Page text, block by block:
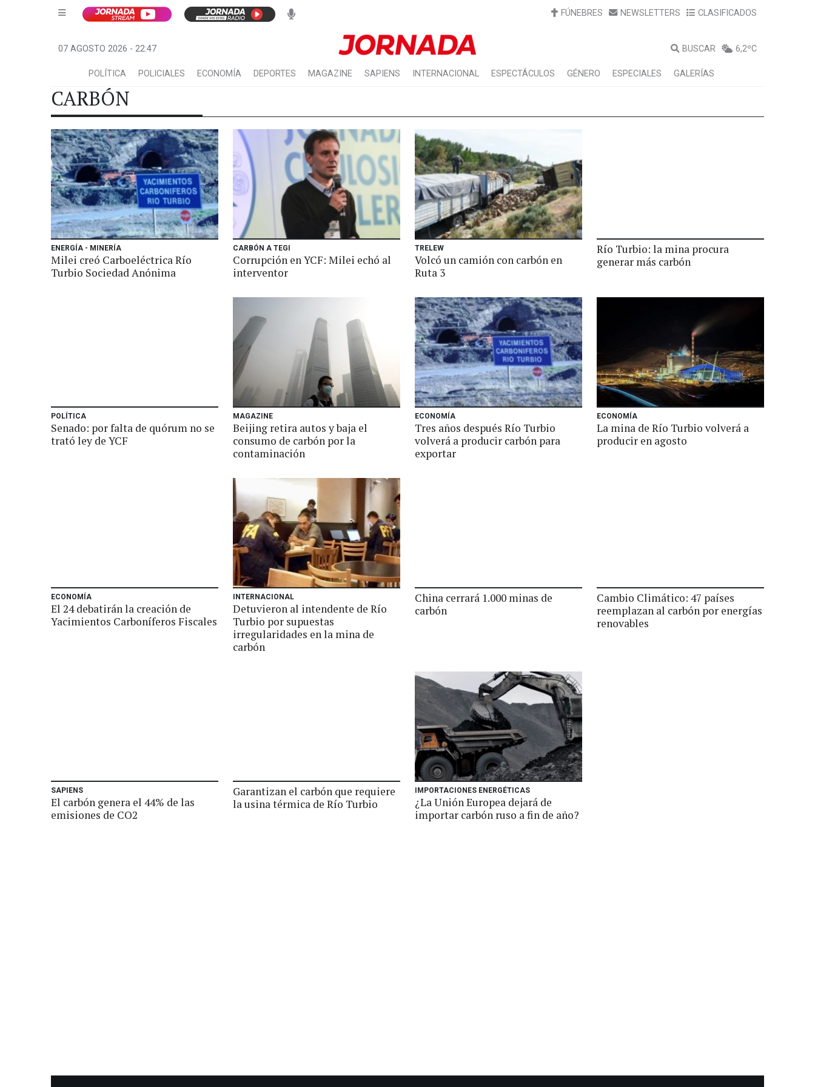
FÚNEBRES NEWSLETTERS CLASIFICADOS
07 AGOSTO 2026 - 22:47 BUSCAR 6,2ºC
POLÍTICA POLICIALES ECONOMÍA DEPORTES MAGAZINE SAPIENS INTERNACIONAL ESPECTÁCULOS GÉNERO ESPECIALES GALERÍAS
CARBÓN
ENERGÍA - MINERÍA
Milei creó Carboeléctrica Río
Turbio Sociedad Anónima
CARBÓN A TEGI
Corrupción en YCF: Milei echó al
interventor
TRELEW
Volcó un camión con carbón en
Ruta 3
Río Turbio: la mina procura
generar más carbón
POLÍTICA
Senado: por falta de quórum no se
trató ley de YCF
MAGAZINE
Beijing retira autos y baja el
consumo de carbón por la
contaminación
ECONOMÍA
Tres años después Río Turbio
volverá a producir carbón para
exportar
ECONOMÍA
La mina de Río Turbio volverá a
producir en agosto
ECONOMÍA
El 24 debatirán la creación de
Yacimientos Carboníferos Fiscales
INTERNACIONAL
Detuvieron al intendente de Río
Turbio por supuestas
irregularidades en la mina de
carbón
China cerrará 1.000 minas de
carbón
Cambio Climático: 47 países
reemplazan al carbón por energías
renovables
SAPIENS
El carbón genera el 44% de las
emisiones de CO2
Garantizan el carbón que requiere
la usina térmica de Río Turbio
IMPORTACIONES ENERGÉTICAS
¿La Unión Europea dejará de
importar carbón ruso a fin de año?